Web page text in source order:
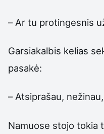
– Ar tu protingesnis
Garsiakalbis kelias
pasakė:
– Atsiprašau,
Namuose stojo tokia